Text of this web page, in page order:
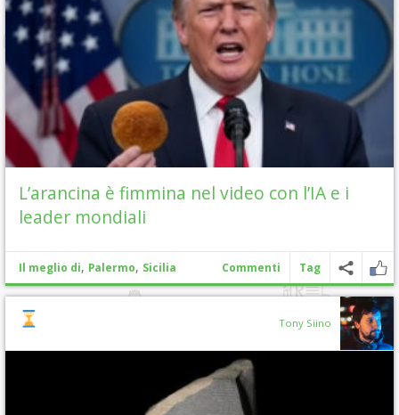
L’arancina è fimmina nel video con l’IA e i
leader mondiali
Il meglio di, Palermo, Sicilia Commenti Tag
Tony Siino